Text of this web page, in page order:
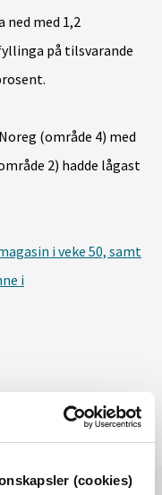
(cookies)
med 1,2
på tilsvarande
(område 4) med
2) hadde lågast
i veke 50, samt
i